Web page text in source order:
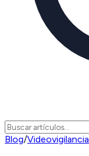
Blog/Videovigilancia